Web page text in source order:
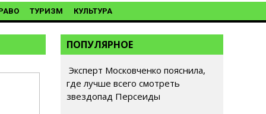
ТУРИЗМ КУЛЬТУРА
ПОПУЛЯРНОЕ
Эксперт Московченко пояснила,
где лучше всего смотреть
звездопад Персеиды